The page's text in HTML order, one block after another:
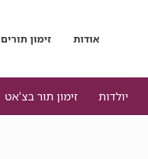
אודות זימון תורים
יולדות זימון תור בצ'אט